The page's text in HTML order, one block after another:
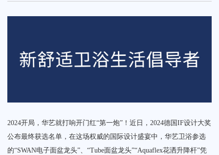
联系我们
2024开局，华艺就打响开门红“第一炮”！近日，2024德国IF设计大奖
公布最终获选名单，在这场权威的国际设计盛宴中，华艺卫浴参选
的“SWAN电子面盆龙头”、“Tube面盆龙头”“Aquaflex花洒升降杆”凭